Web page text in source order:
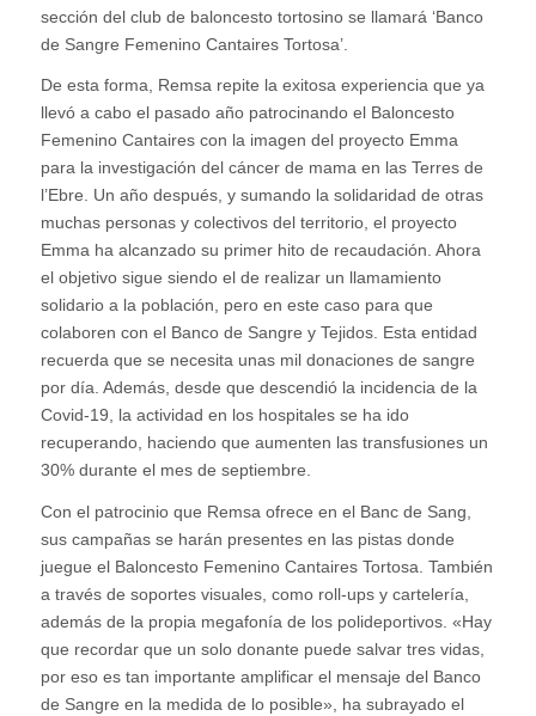
sección del club de baloncesto tortosino se llamará ‘Banco
de Sangre Femenino Cantaires Tortosa’.
De esta forma, Remsa repite la exitosa experiencia que ya
llevó a cabo el pasado año patrocinando el Baloncesto
Femenino Cantaires con la imagen del proyecto Emma
para la investigación del cáncer de mama en las Terres de
l’Ebre. Un año después, y sumando la solidaridad de otras
muchas personas y colectivos del territorio, el proyecto
Emma ha alcanzado su primer hito de recaudación. Ahora
el objetivo sigue siendo el de realizar un llamamiento
solidario a la población, pero en este caso para que
colaboren con el Banco de Sangre y Tejidos. Esta entidad
recuerda que se necesita unas mil donaciones de sangre
por día. Además, desde que descendió la incidencia de la
Covid-19, la actividad en los hospitales se ha ido
recuperando, haciendo que aumenten las transfusiones un
30% durante el mes de septiembre.
Con el patrocinio que Remsa ofrece en el Banc de Sang,
sus campañas se harán presentes en las pistas donde
juegue el Baloncesto Femenino Cantaires Tortosa. También
a través de soportes visuales, como roll-ups y cartelería,
además de la propia megafonía de los polideportivos. «Hay
que recordar que un solo donante puede salvar tres vidas,
por eso es tan importante amplificar el mensaje del Banco
de Sangre en la medida de lo posible», ha subrayado el